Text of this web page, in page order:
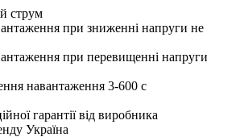
струм
при зниженні напруги не
при перевищенні напруги
навантаження 3-600 с
гарантії від виробника
Україна